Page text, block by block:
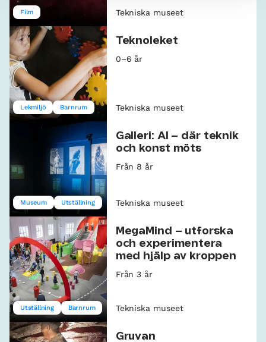
Film Tekniska museet
Lekmiljö Barnrum
Teknoleket
0–6 år
Tekniska museet
Museum Utställning
Galleri: AI – där teknik
och konst möts
Från 8 år
Tekniska museet
Utställning Barnrum
MegaMind – utforska
och experimentera
med hjälp av kroppen
Från 3 år
Tekniska museet
Gruvan